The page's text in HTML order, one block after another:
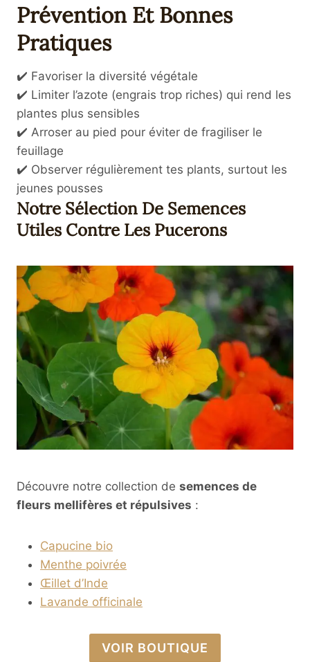
Prévention Et Bonnes
Pratiques
✔️ Favoriser la diversité végétale
✔️ Limiter l’azote (engrais trop riches) qui rend les
plantes plus sensibles
✔️ Arroser au pied pour éviter de fragiliser le
feuillage
✔️ Observer régulièrement tes plants, surtout les
jeunes pousses
Notre Sélection De Semences
Utiles Contre Les Pucerons
Découvre notre collection de semences de
fleurs mellifères et répulsives :
Capucine bio
Menthe poivrée
Œillet d’Inde
Lavande officinale
VOIR BOUTIQUE